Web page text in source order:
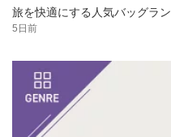
旅を快適にする人気バッグラ
5日前